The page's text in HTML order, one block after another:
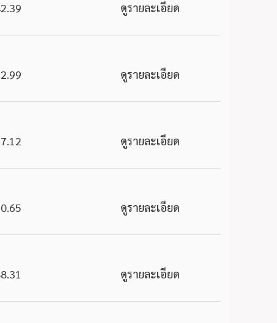
ดูรายละเอียด
ดูรายละเอียด
ดูรายละเอียด
ดูรายละเอียด
ดูรายละเอียด